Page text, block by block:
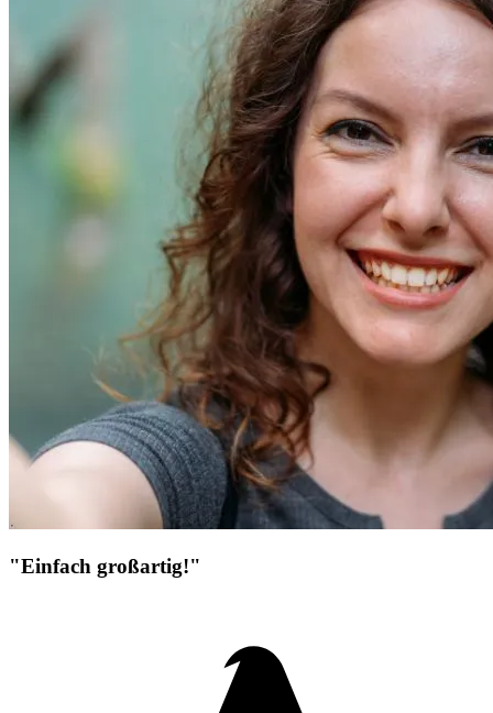
"Einfach großartig!"